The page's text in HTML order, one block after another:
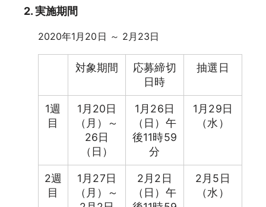
2. 実施期間
2020年1月20日 ～ 2月23日
対象期間
応募締切
日時
抽選日
1週
目
1月20日
（月）～
26日
（日）
1月26日
（日）午
後11時59
分
1月29日
（水）
2週
目
1月27日
（月）～
2月2日
（日）午
2月5日
（水）